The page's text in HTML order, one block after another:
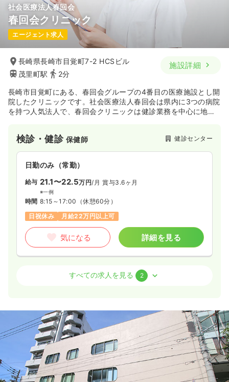
社会医療法人春回会
春回会クリニック
エージェント求人
長崎県長崎市目覚町7-2 HCSビル
茂里町駅
2分
施設詳細
長崎市目覚町にある、春回会グループの4番目の医療施設とし開
院したクリニックです。社会医療法人春回会は県内に3つの病院
を持つ人気法人で、春回会クリニックは健診業務を中心に地域
検診・健診 保健師 健診センター
日勤のみ（常勤）
給与 21.1〜22.5万円/月 賞与3.6ヶ月
※一例
時間 8:15～17:00 （休憩60分）
日祝休み
月給22万円以上可
気になる 詳細を見る
介護・福祉系正・准看護師
19.1万円〜/月 賞与2回
※一例
時間 8:45～17:30
月給19万円以上可
気になる 詳細を見る
すべての求人を見る 2